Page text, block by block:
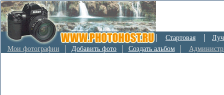
Стартовая
Мои фотографии
Добавить фото Создать альбом